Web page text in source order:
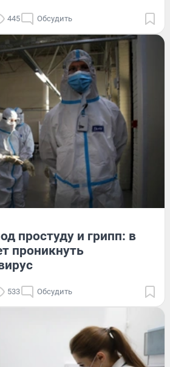
445 Обсудить
простуду и грипп: в
проникнуть
533 Обсудить